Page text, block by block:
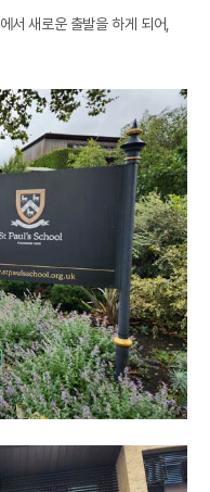
에서 새로운 출발을 하게 되어